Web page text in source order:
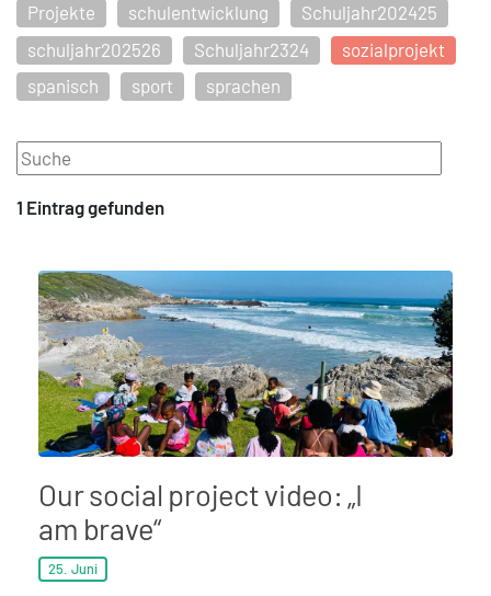
Projekte
schulentwicklung
Schuljahr202425
schuljahr202526
Schuljahr2324
sozialprojekt
spanisch
sport sprachen
1 Eintraggefunden
Our social project video: „I
am brave“
25. Juni